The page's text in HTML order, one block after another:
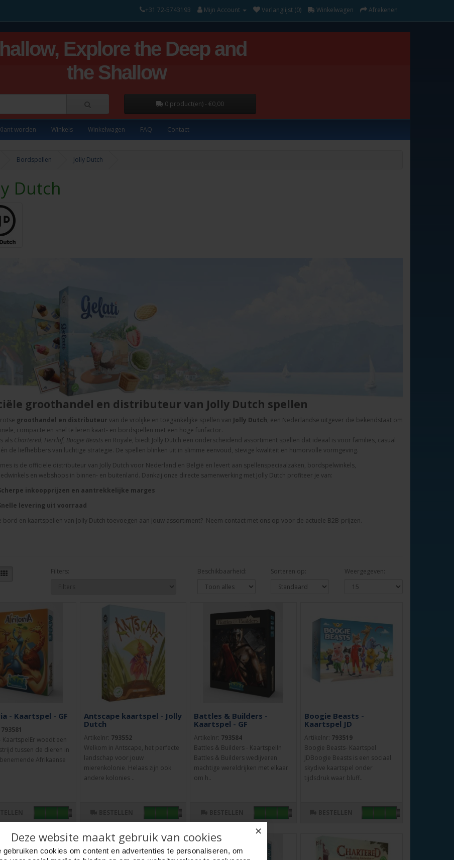
+31 72-5743193 Mijn Account Verlanglijst (0) Winkelwagen Afrekenen
Explore the Deep and
the Shallow
0 product(en) - €0,00
worden Winkels Winkelwagen FAQ Contact
Bordspellen Jolly Dutch
Dutch
groothandel en distributeur van Jolly Dutch spellen
groothandel en distributeur van de vrolijke en toegankelijke spellen van Jolly Dutch, een Nederlandse uitgever die bekendstaat om
compacte en snel te leren kaart- en bordspellen met een hoge funfactor.
als Chartered, Herrlof, Boogie Beasts en Royale, biedt Jolly Dutch een onderscheidend assortiment spellen dat ideaal isvoor families, casual
én de liefhebbersvan luchtige strategie. De spellen blinken uit in slimme eenvoud, stevige kwaliteit en humorvolle vormgeving.
is de officiële distributeur van Jolly Dutch voor Nederland en België en levert aan spellenspeciaalzaken, bordspelwinkels,
en webshops in binnen- en buitenland. Dankzij onze directe samenwerking met Jolly Dutch profiteer je van:
inkoopprijzen en aantrekkelijke marges
levering uit voorraad
bord en kaartspellen van Jolly Dutch toevoegen aan jouw assortiment? Neem contact met ons op voor de actuele B2B-prijzen.
Filters: Beschikbaarheid: Sorteren op: Weergegeven:
- Kaartspel - GF
793581
woedt een
tussen de dieren in
Afrikaanse
Antscape kaartspel - Jolly
Dutch
Artikelnr: 793552
Welkom in Antscape, het perfecte
landschap voor jouw
mierenkolonie. Helaas zijn ook
andere kolonies ..
Battles & Builders -
Kaartspel - GF
Artikelnr: 793584
Battles & Builders - KaartspelIn
Battles & Builders wedijveren
machtige wereldrijken met elkaar
om h..
Boogie Beasts -
Kaartspel JD
Artikelnr: 793519
Boogie Beasts- Kaartspel
JDBoogie Beasts is een sociaal
skydive kaartspel onder
tijdsdruk waar bluff..
✕
Deze website maakt gebruik van cookies
gebruiken cookies om content en advertenties te personaliseren, om